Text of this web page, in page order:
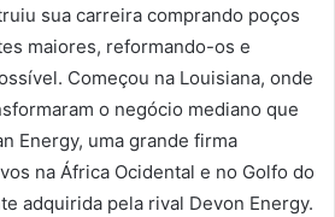
sua carreira comprando poços
maiores, reformando-os e
Começou na Louisiana, onde
o negócio mediano que
Energy, uma grande firma
na África Ocidental e no Golfo do
adquirida pela rival Devon Energy.